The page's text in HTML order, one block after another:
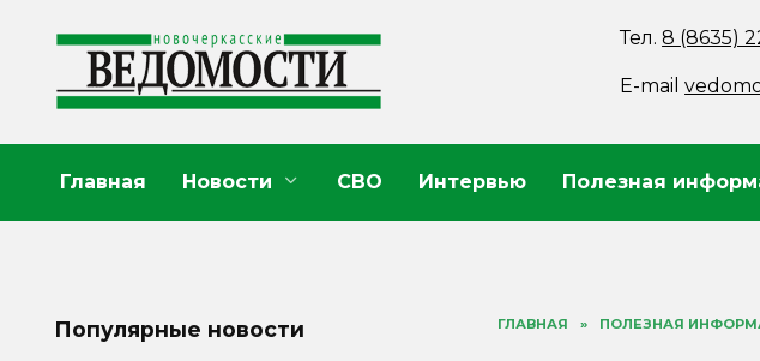
содержанию
Тел.8 (8635)
E-mail
Главная Новости СВО Интервью Полезная
ГЛАВНАЯ » ПОЛЕЗНАЯ
Популярные новости